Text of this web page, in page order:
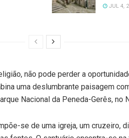
JUL 4,
não pode perder a
uma deslumbrante paisagem
Nacional da Peneda-Gerês, no
se de uma igreja, um cruzeiro,